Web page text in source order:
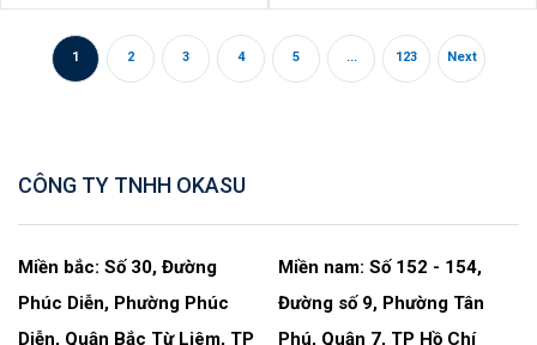
1 2 3 4 5 ... 123 Next
CÔNG TY TNHH OKASU
Miền bắc: Số 30, Đường
Phúc Diễn, Phường Phúc
Diễn, Quận Bắc Từ Liêm, TP
Miền nam: Số 152 - 154,
Đường số 9, Phường Tân
Phú, Quận 7, TP Hồ Chí